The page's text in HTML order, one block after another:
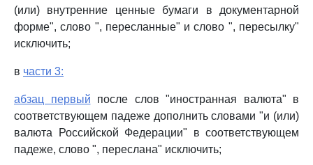
(или) внутренние ценные бумаги в документарной
форме", слово ", пересланные" и слово ", пересылку"
исключить;
в части 3:
абзац первый после слов "иностранная валюта" в
соответствующем падеже дополнить словами "и (или)
валюта Российской Федерации" в соответствующем
падеже, слово ", переслана" исключить;